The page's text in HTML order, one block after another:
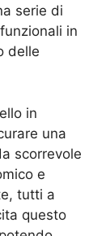
serie di
in
delle
in
una
scorrevole
e
tutti a
questo